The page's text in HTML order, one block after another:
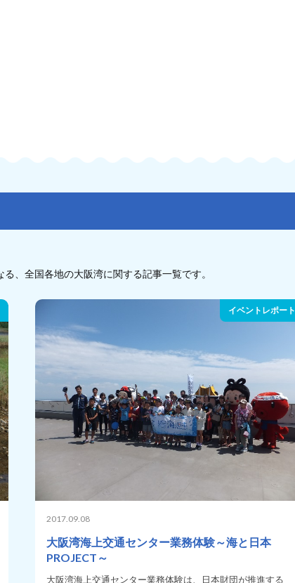
、全国各地の大阪湾に関する記事一覧です。
イベントレポート
2017.09.08
大阪湾海上交通センター業務体験～海と日本
PROJECT～
大阪湾海上交通センター業務体験は、日本財団が推進する